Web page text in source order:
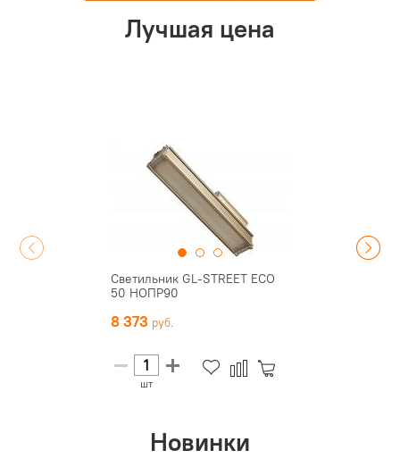
Лучшая цена
Светильник GL-STREET ECO
50 НОПР90
8 373
шт
Новинки